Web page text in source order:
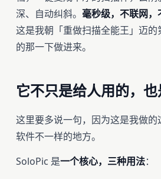
深、自动纠斜。 毫秒级，不联网，
这是我朝「重做扫描全能王」迈
的那一下做进来。
它不只是给人用的，
这里要多说一句，因为这是我做
软件不一样的地方。
SoloPic 是一个核心，三种用法：